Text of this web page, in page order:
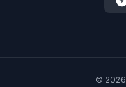
© 2026